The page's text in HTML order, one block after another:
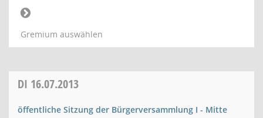
Gremium auswählen
DI 16.07.2013
öffentliche Sitzung der Bürgerversammlung I - Mitte